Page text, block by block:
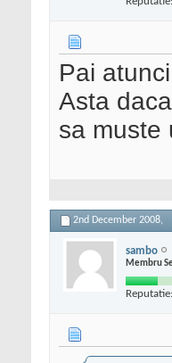
Pai
Asta
sa muste
2nd December 2008,
sambo
Membru
Reputatie: